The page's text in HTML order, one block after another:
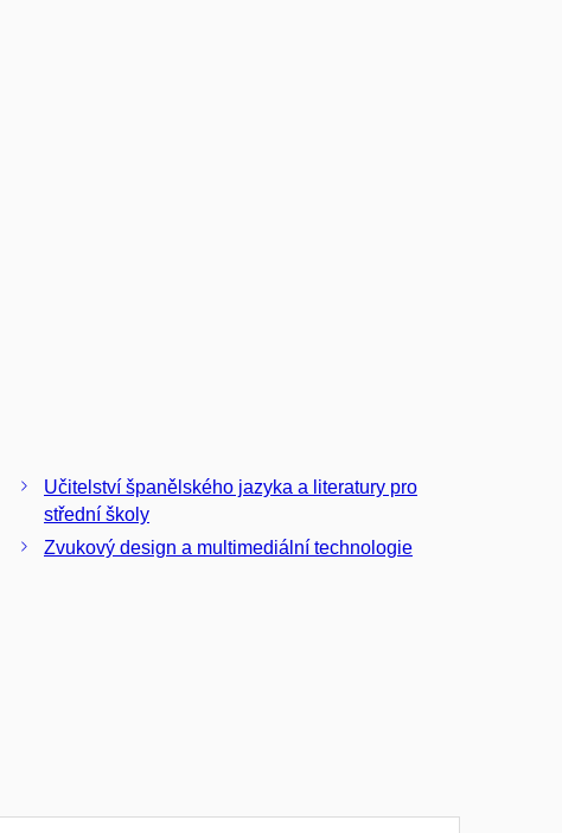
Učitelství španělského jazyka a literatury pro
střední školy
Zvukový design a multimediální technologie